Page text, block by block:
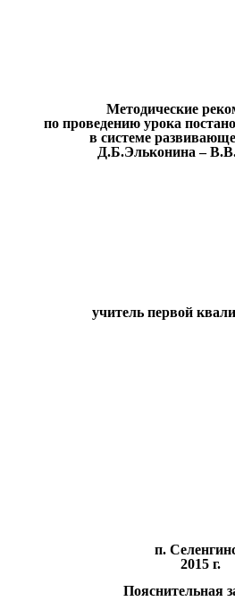
Методические
по проведению урока
в системе
Д.Б.Эльконина –
учитель первой
п.
2015 г.
Пояснительная